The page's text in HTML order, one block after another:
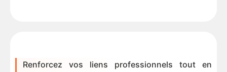
Renforcez vos liens professionnels tout en